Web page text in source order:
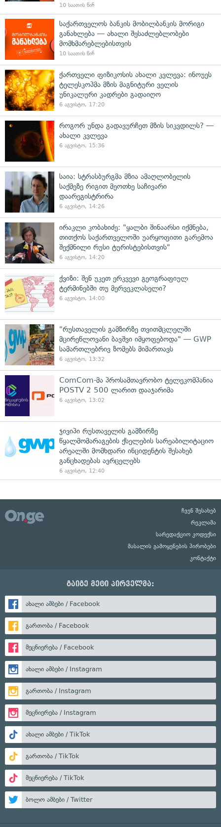
10 საათის წინ
საქართველოს ბანკის მობილბანკის მორიგი
განახლება — ახალი შესაძლებლობები
მომხმარებლებისთვის
10 საათის წინ
ქართველი ფიზიკოსის ახალი კვლევა: ინოუეს
ტელესკოპმა მზის მაგნიტური ველის
უნიკალური კადრები გადაიღო
6 აგვისტო, 17:20
როგორ უნდა გადავურჩეთ მზის სიკვდილს? —
ახალი კვლევა
6 აგვისტო, 15:36
საია: სტრასბურგმა მზია ამაღლობელის
საქმეზე რიგით მეოთხე საჩივარი
დაარეგისტრირა
6 აგვისტო, 14:26
ირაკლი კობახიძე: "ყალბი შინაარსი იქმნება,
თითქოს საქართველოში უარყოფითი გარემოა
შექმნილი რუსი ტურისტებისთვის"
6 აგვისტო, 14:20
ქვიზი: შენ უკეთ ერკვევი გეოგრაფიულ
ტერმინებში თუ მერვეკლასელი?
6 აგვისტო, 14:00
"რუსთაველის გამზირზე თვითმცლელში
მცირეწლოვანი ბავშვი იმყოფებოდა" — GWP
სამართლებრივ ზომებს მიმართავს
6 აგვისტო, 13:32
ComCom-მა პროსამთავრობო ტელეკომპანია
POSTV 2 500 ლარით დააჯარიმა
6 აგვისტო, 13:02
ჯივიპი რუსთაველის გამზირზე
წყალმომარაგების ქსელების სარეაბილიტაციო
არეალში მომხდარი ინციდენტის შესახებ
განცხადებას ავრცელებს
6 აგვისტო, 12:40
ჩვენ შესახებ
რეკლამა
სარედაქციო კოდექსი
მასალის გამოყენების პირობები
კონტაქტი
გაიგე მეტი პირველმა:
ახალი ამბები / Facebook
გართობა / Facebook
მეცნიერება / Facebook
ახალი ამბები / Instagram
გართობა / Instagram
მეცნიერება / Instagram
ახალი ამბები / TikTok
გართობა / TikTok
მეცნიერება / TikTok
ბოლო ამბები / Twitter